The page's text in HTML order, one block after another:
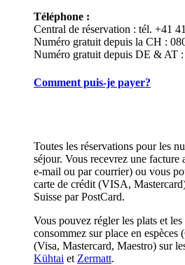
Téléphone :
Central de réservation : tél. +41
Numéro gratuit depuis la CH :
Numéro gratuit depuis DE & AT
Comment puis-je payer?
Toutes les réservations pour les
séjour. Vous recevrez une facture
e-mail ou par courrier) ou vous
carte de crédit (VISA,
Suisse par PostCard.
Vous pouvez régler les plats et
consommez sur place en
(Visa, Mastercard, Maestro) sur
Kühtai et Zermatt.